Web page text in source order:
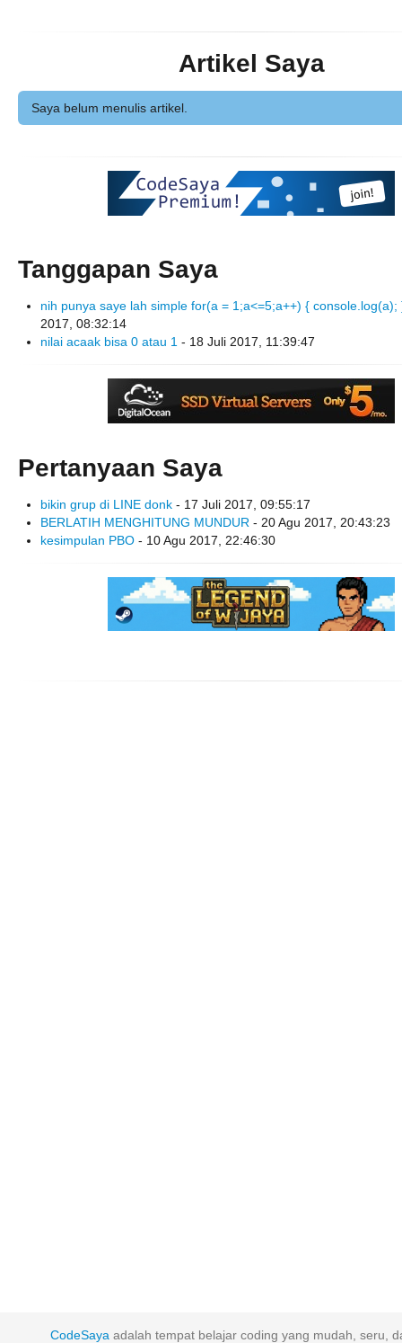
Artikel Saya
Saya belum menulis artikel.
Tanggapan Saya
nih punya saye lah simple for(a = 1;a<=5;a++) { console.log(a);
2017, 08:32:14
nilai acaak bisa 0 atau 1 - 18 Juli 2017, 11:39:47
Pertanyaan Saya
bikin grup di LINE donk - 17 Juli 2017, 09:55:17
BERLATIH MENGHITUNG MUNDUR - 20 Agu 2017, 20:43:23
kesimpulan PBO - 10 Agu 2017, 22:46:30
CodeSaya adalah tempat belajar coding yang mudah, seru,